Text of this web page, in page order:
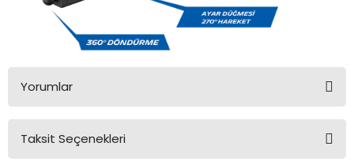
Yorumlar
Taksit Seçenekleri